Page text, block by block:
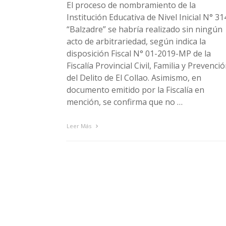
El proceso de nombramiento de la
Institución Educativa de Nivel Inicial N°
“Balzadre” se habría realizado sin ningún
acto de arbitrariedad, según indica la
disposición Fiscal N° 01-2019-MP de la
Fiscalía Provincial Civil, Familia y
del Delito de El Collao. Asimismo, en
documento emitido por la Fiscalía en
mención, se confirma que no …
Leer Más